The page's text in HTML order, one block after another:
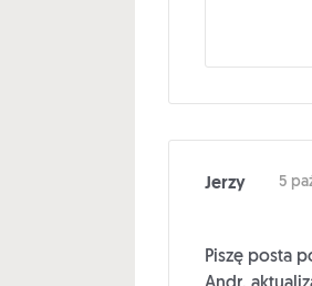
Jerzy 5
Piszę posta